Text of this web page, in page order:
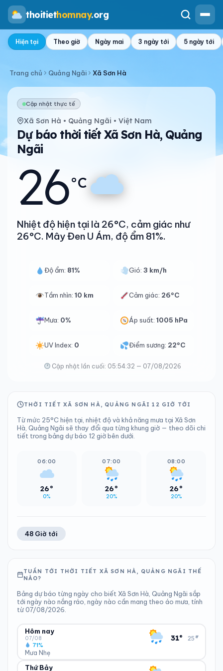
thoitiethomnay.org
Hiện tại Theo giờ Ngày mai 3 ngày tới 5 ngày tới
Trang chủ Quảng Ngãi Xã Sơn Hà
Cập nhật thực tế
Xã Sơn Hà • Quảng Ngãi • Việt Nam
Dự báo thời tiết Xã Sơn Hà, Quảng
Ngãi
26°C
Nhiệt độ hiện tại là 26°C, cảm giác như
26°C. Mây Đen U Ám, độ ẩm 81%.
Độ ẩm: 81% Gió:3 km/h
Tầm nhìn: 10 km Cảm giác: 26°C
Mưa: 0% Áp suất:1005 hPa
UV Index: 0 Điểm sương: 22°C
Cập nhật lần cuối: 05:54:32 — 07/08/2026
THỜI TIẾT XÃ SƠN HÀ, QUẢNG NGÃI 12 GIỜ TỚI
Từ mức 25°C hiện tại, nhiệt độ và khả năng mưa tại Xã Sơn
Hà, Quảng Ngãi sẽ thay đổi qua từng khung giờ — theo dõi chi
tiết trong bảng dự báo 12 giờ bên dưới.
06:00
26°
0%
07:00
26°
20%
08:00
26°
20%
48 Giờ tới
TUẦN TỚI THỜI TIẾT XÃ SƠN HÀ, QUẢNG NGÃI THẾ
NÀO?
Bảng dự báo từng ngày cho biết Xã Sơn Hà, Quảng Ngãi sắp
tới ngày nào nắng ráo, ngày nào cần mang theo áo mưa, tính
từ 07/08/2026.
Hôm nay
07/08
Mưa Nhẹ
71%
31° 25°
▾
ĐỘ ẨM
Thứ Bảy